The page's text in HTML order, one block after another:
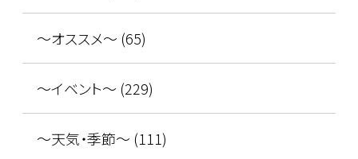
～オススメ～ (65)
～イベント～ (229)
～天気・季節～ (111)